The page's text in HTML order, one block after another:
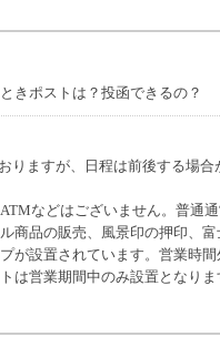
きポストは？投函できるの？
りますが、日程は前後する場合
などはございません。普通通
商品の販売、風景印の押印、
が設置されています。営業時
は営業期間中のみ設置となりま